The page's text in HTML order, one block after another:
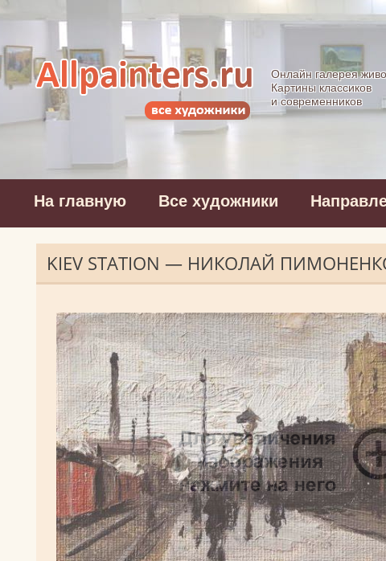
Allpainters.ru -
Онлайн галерея
Картины классиков
и современников
На главную Все художники
KIEV STATION — НИКОЛАЙ